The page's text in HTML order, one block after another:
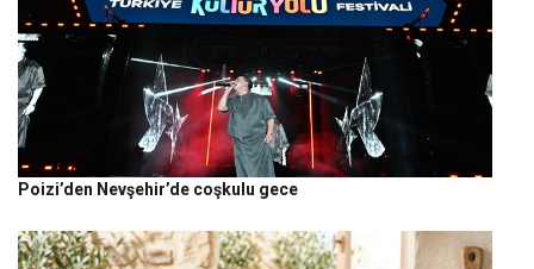
Poizi’den Nevşehir’de coşkulu gece